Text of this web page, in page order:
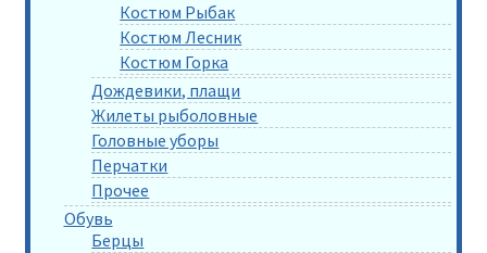
Костюм Рыбак
Костюм Лесник
Костюм Горка
Дождевики, плащи
Жилеты рыболовные
Головные уборы
Перчатки
Прочее
Обувь
Берцы